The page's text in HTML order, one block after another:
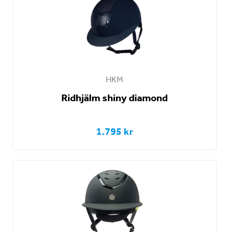
HKM
Ridhjälm shiny diamond
1.795 kr